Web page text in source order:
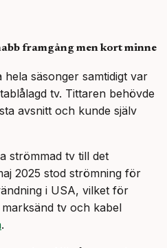
framgång men kort minne
säsonger samtidigt var
tv. Tittaren behövde
avsnitt och kunde själv
strömmad tv till det
2025 stod strömning för
i USA, vilket för
tv och kabel
.